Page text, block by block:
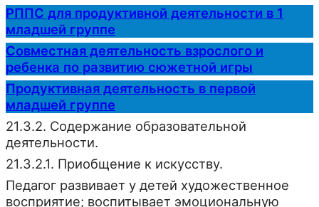
РППС для продуктивной деятельности в 1
младшей группе
Совместная деятельность взрослого и
ребенка по развитию сюжетной игры
Продуктивная деятельность в первой
младшей группе
21.3.2. Содержание образовательной
деятельности.
21.3.2.1. Приобщение к искусству.
Педагог развивает у детей художественное
восприятие; воспитывает эмоциональную